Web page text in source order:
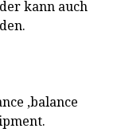
kann auch
,balance